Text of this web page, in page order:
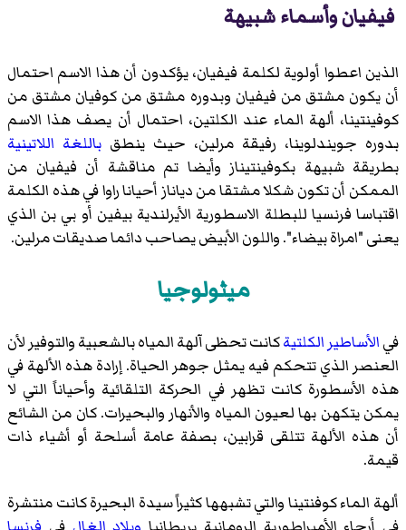
فيفيان وأسماء شبيهة
الذين اعطوا أولوية لكلمة فيفيان، يؤكدون أن هذا الاسم احتمال
أن يكون مشتق من فيفيان وبدوره مشتق من كوفيان مشتق من
كوفينتينا، ألهة الماء عند الكلتين، احتمال أن يصف هذا الاسم
بدوره جويندلوينا، رفيقة مرلين، حيث ينطق باللغة اللاتينية
بطريقة شبيهة بكوفينتيناز وأيضا تم مناقشة أن فيفيان من
الممكن أن تكون شكلا مشتقا من دياناز أحيانا راوا في هذه الكلمة
اقتباسا فرنسيا للبطلة الاسطورية الأيرلندية بيفين أو بي بن الذي
يعنى "امراة بيضاء". واللون الأبيض يصاحب دائما صديقات مرلين.
ميثولوجيا
فيالأساطير الكلتيةكانت تحظى آلهة المياه بالشعبية والتوفير لأن
العنصر الذي تتحكم فيه يمثل جوهر الحياة. إرادة هذه الألهة في
هذه الأسطورة كانت تظهر في الحركة التلقائية وأحياناً التي لا
يمكن يتكهن بها لعيون المياه والأنهار والبحيرات. كان من الشائع
أن هذه الألهة تتلقى قرابين، بصفة عامة أسلحة أو أشياء ذات
قيمة.
ألهة الماء كوفنتينا والتي تشبهها كثيراً سيدة البحيرة كانت منتشرة